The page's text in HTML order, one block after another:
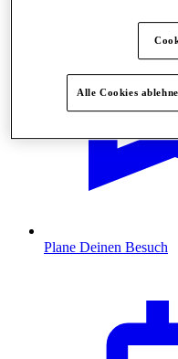
Plane Deinen Besuch
Alle Cookies